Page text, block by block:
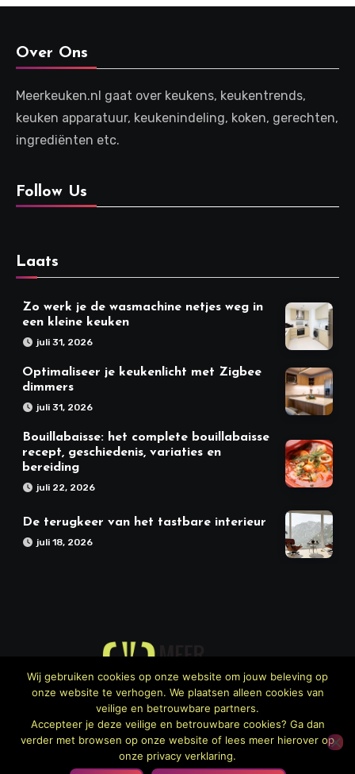
Over Ons
Meerkeuken.nl gaat over keukens, keukentrends,
keuken apparatuur, keukenindeling, koken, gerechten,
ingrediënten etc.
Follow Us
Laats
Zo werk je de wasmachine netjes weg in
een kleine keuken
juli 31, 2026
Optimaliseer je keukenlicht met Zigbee
dimmers
juli 31, 2026
Bouillabaisse: het complete bouillabaisse
recept, geschiedenis, variaties en
bereiding
juli 22, 2026
De terugkeer van het tastbare interieur
juli 18, 2026
Meer Keuken
Wij gebruiken cookies op onze website om jouw beleving op
onze website te verhogen. We plaatsen alleen cookies van
veilige en betrouwbare partners.
Accepteer je deze veilige en betrouwbare cookies? Ga dan
verder met browsen op onze website of lees meer hierover op
onze privacy verklaring.